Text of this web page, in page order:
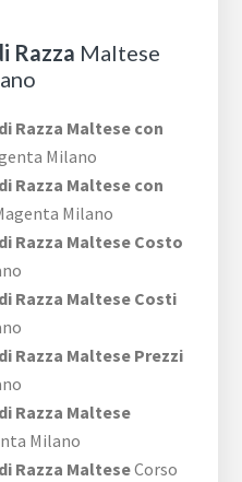
Razza Maltese
Razza Maltese con
Milano
Razza Maltese con
Milano
Razza Maltese Costo
Razza Maltese Costi
Razza Maltese Prezzi
Razza Maltese
Milano
Razza MalteseCorso